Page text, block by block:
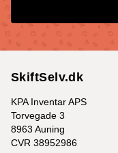
SkiftSelv.dk
KPA Inventar APS
Torvegade 3
8963 Auning
CVR 38952986